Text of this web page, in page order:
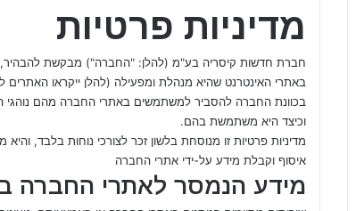
מדיניות פרטיות
חברת חדשות קיסריה בע"מ (להלן: "החברה") מבקשת להבהיר,
באתרי האינטרנט שהיא מנהלת ומפעילה (להלן ייקראו
בכוונת החברה להסביר למשתמשים באתרי החברה מהם
וכיצד היא משתמשת בהם.
מדיניות פרטיות זו מנוסחת בלשון זכר לצורכי נוחות בלבד,
איסוף וקבלת מידע על-ידי אתרי החברה
מידע הנמסר לאתרי החברה